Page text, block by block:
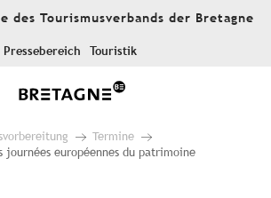
des Tourismusverbands der Bretagne
Pressebereich Touristik
Termine
journées européennes du patrimoine